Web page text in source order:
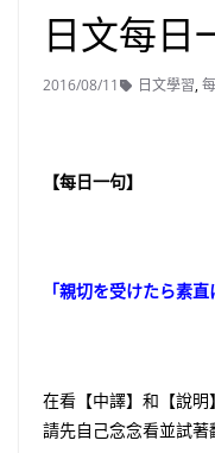
日文每日
2016/08/11 日文學習,
【每日一句】
「親切を受けたら素
在看【中譯】和【說明
請先自己念念看並試著